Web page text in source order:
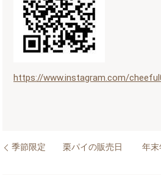
https://www.instagram.com/
季節限定 栗パイの販売日 年末